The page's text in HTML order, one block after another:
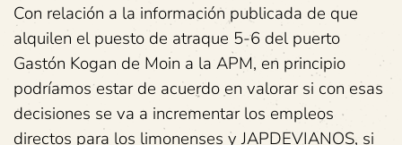
Con relación a la información publicada de que
alquilen el puesto de atraque 5-6 del puerto
Gastón Kogan de Moin a la APM, en principio
podríamos estar de acuerdo en valorar si con esas
decisiones se va a incrementar los empleos
directos para los limonenses y JAPDEVIANOS, si